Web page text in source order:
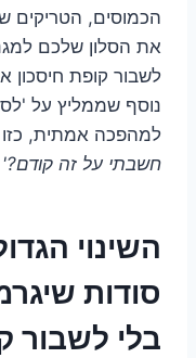
הכמוסים, הטריקים
את הסלון שלכם
לשבור קופת חיסכון
נוסף שממליץ על
למהפכה אמתית,
חשבתי על זה קודם?'
סודות
בלי לשבור